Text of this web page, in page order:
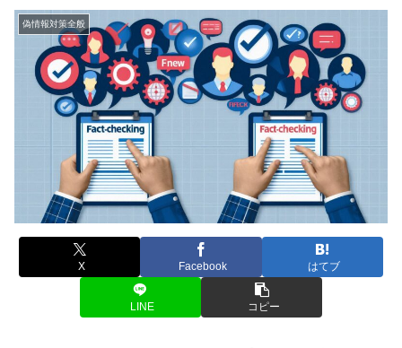
偽情報対策全般
X Facebook はてブ
LINE コピー